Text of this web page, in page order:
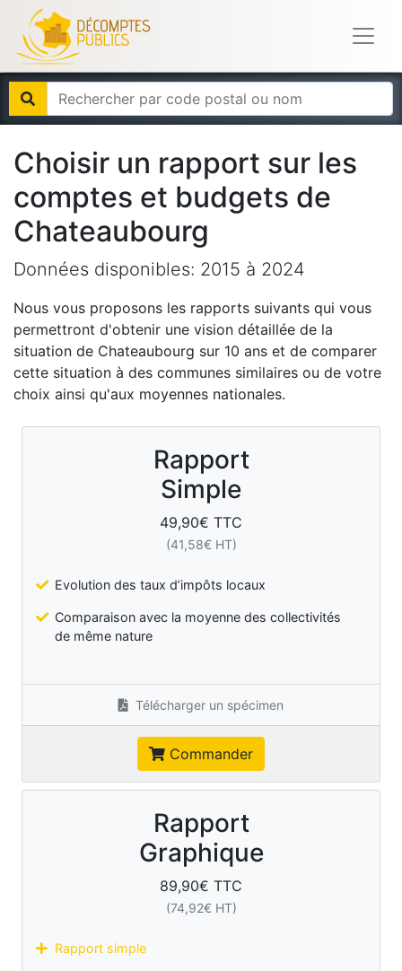
Choisir un rapport sur les
comptes et budgets de
Chateaubourg
Données disponibles: 2015 à 2024
Nous vous proposons les rapports suivants qui vous
permettront d'obtenir une vision détaillée de la
situation de Chateaubourg sur 10 ans et de comparer
cette situation à des communes similaires ou de votre
choix ainsi qu'aux moyennes nationales.
Rapport
Simple
49,90€ TTC
(41,58€ HT)
Evolution des taux d’impôts locaux
Comparaison avec la moyenne des collectivités
de même nature
Télécharger un spécimen
Commander
Rapport
Graphique
89,90€ TTC
(74,92€ HT)
Rapport simple